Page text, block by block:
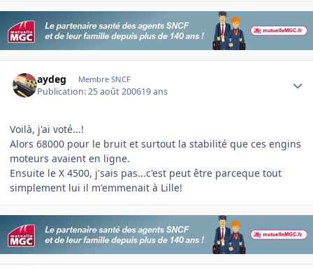
aydeg Membre SNCF
Publication:25 août 200619 ans
Voilà, j'ai voté...!
Alors 68000 pour le bruit et surtout la stabilité que ces engins
moteurs avaient en ligne.
Ensuite le X 4500, j'sais pas...c'est peut être parceque tout
simplement lui il m'emmenait à Lille!